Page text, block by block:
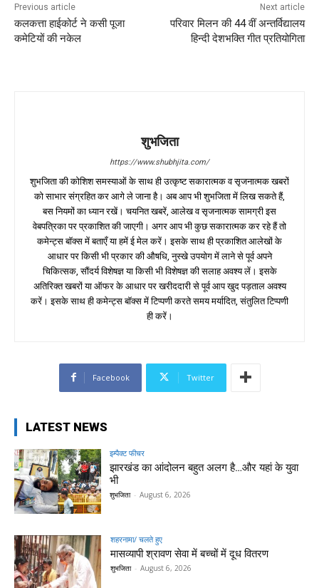
Previous article
कलकत्ता हाईकोर्ट ने कसी पूजा
कमेटियों की नकेल
Next article
परिवार मिलन की 44 वीं अन्तर्विद्यालय
हिन्दी देशभक्ति गीत प्रतियोगिता
शुभजिता
https://www.shubhjita.com/
शुभजिता की कोशिश समस्याओं के साथ ही उत्कृष्ट सकारात्मक व सृजनात्मक खबरों
को साभार संग्रहित कर आगे ले जाना है। अब आप भी शुभजिता में लिख सकते हैं,
बस नियमों का ध्यान रखें। चयनित खबरें, आलेख व सृजनात्मक सामग्री इस
वेबपत्रिका पर प्रकाशित की जाएगी। अगर आप भी कुछ सकारात्मक कर रहे हैं तो
कमेन्ट्स बॉक्स में बताएँ या हमें ई मेल करें। इसके साथ ही प्रकाशित आलेखों के
आधार पर किसी भी प्रकार की औषधि, नुस्खे उपयोग में लाने से पूर्व अपने
चिकित्सक, सौंदर्य विशेषज्ञ या किसी भी विशेषज्ञ की सलाह अवश्य लें। इसके
अतिरिक्त खबरों या ऑफर के आधार पर खरीददारी से पूर्व आप खुद पड़ताल अवश्य
करें। इसके साथ ही कमेन्ट्स बॉक्स में टिप्पणी करते समय मर्यादित, संतुलित टिप्पणी
ही करें।
Facebook Twitter
LATEST NEWS
इम्पैक्ट फीचर
झारखंड का आंदोलन बहुत अलग है…और यहां के युवा
भी
शुभजिता - August 6, 2026
शहरनामा/ चलते हुए
मासव्यापी श्रावण सेवा में बच्चों में दूध वितरण
शुभजिता - August 6, 2026